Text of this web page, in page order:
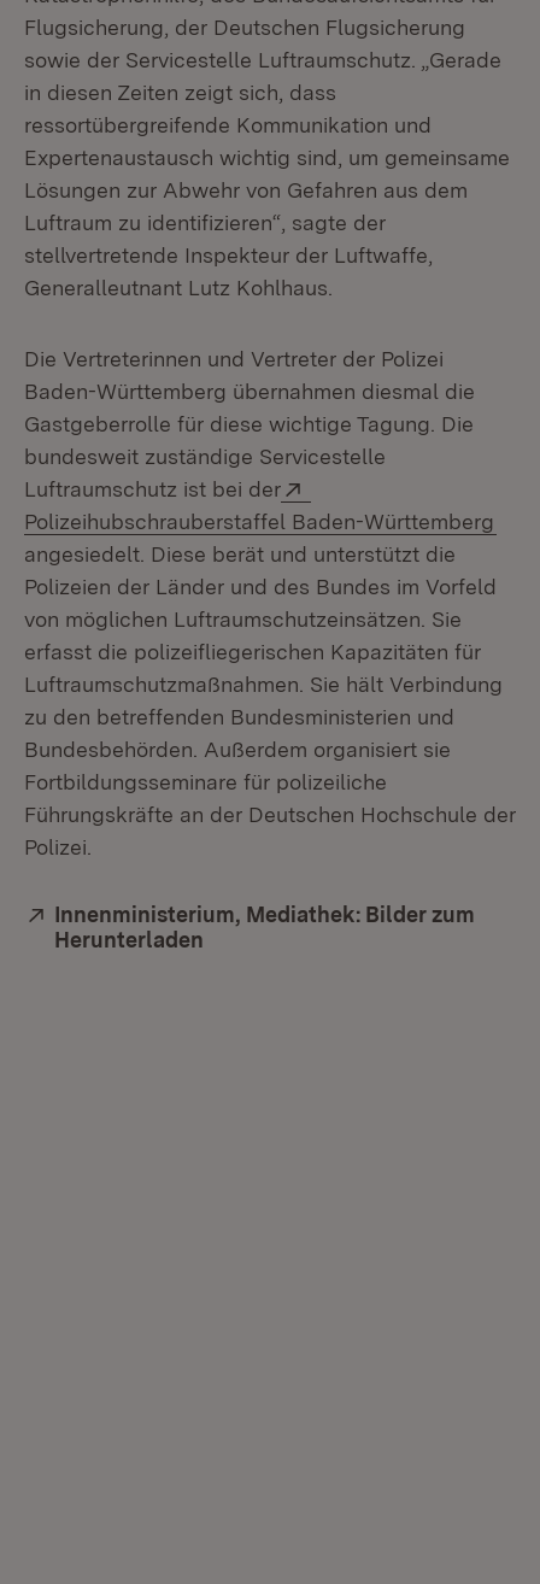
Flugsicherung, der Deutschen Flugsicherung
sowie der Servicestelle Luftraumschutz. „Gerade
in diesen Zeiten zeigt sich, dass
ressortübergreifende Kommunikation und
Expertenaustausch wichtig sind, um gemeinsame
Lösungen zur Abwehr von Gefahren aus dem
Luftraum zu identifizieren“, sagte der
stellvertretende Inspekteur der Luftwaffe,
Generalleutnant Lutz Kohlhaus.
Die Vertreterinnen und Vertreter der Polizei
Baden-Württemberg übernahmen diesmal die
Gastgeberrolle für diese wichtige Tagung. Die
bundesweit zuständige Servicestelle
Luftraumschutz ist bei der
Polizeihubschrauberstaffel Baden-Württemberg
angesiedelt. Diese berät und unterstützt die
Polizeien der Länder und des Bundes im Vorfeld
von möglichen Luftraumschutzeinsätzen. Sie
erfasst die polizeifliegerischen Kapazitäten für
Luftraumschutzmaßnahmen. Sie hält Verbindung
zu den betreffenden Bundesministerien und
Bundesbehörden. Außerdem organisiert sie
Fortbildungsseminare für polizeiliche
Führungskräfte an der Deutschen Hochschule der
Polizei.
Extern:
Innenministerium, Mediathek: Bilder zum
Herunterladen